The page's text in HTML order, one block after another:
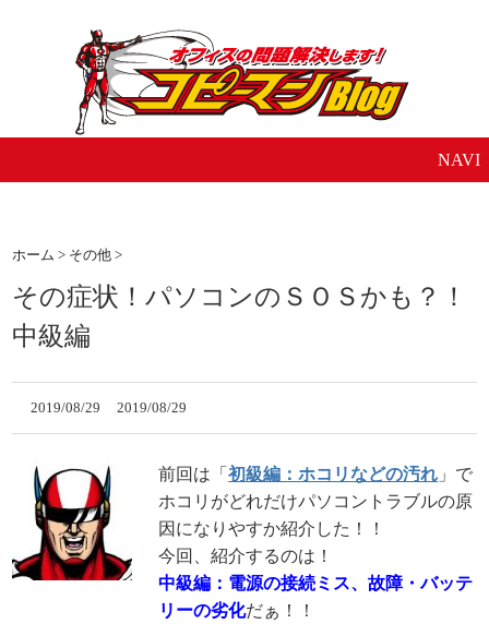
NAVI
ホーム > その他 >
その症状！パソコンのＳＯＳかも？！
中級編
2019/08/29 2019/08/29
前回は「初級編：ホコリなどの汚れ 」で
ホコリがどれだけパソコントラブルの原
因になりやすか紹介した！！
今回、紹介するのは！
中級編：電源の接続ミス、故障・バッテ
リーの劣化だぁ！！